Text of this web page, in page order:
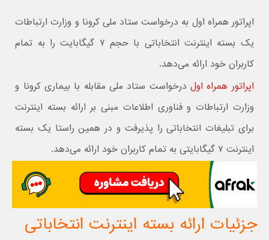
اپراتور همراه اول به درخواست ستاد ملی کرونا و وزارت ارتباطات
یک بسته اینترنت انتخاباتی با حجم ۷ گیگابایت را به تمام
کاربران خود ارائه می‌دهد.
اپراتور همراه اولدرخواست ستاد ملی مقابله با بیماری کرونا و
وزارت ارتباطات و فناوری اطلاعات مبنی بر ارائه بسته اینترنت
برای تبلیغات انتخاباتی را پذیرفت و در همین راستا یک بسته
اینترنت ۷ گیگابایتی به تمام کاربران خود ارائه می‌دهد.
جزئیات ارائه بسته اینترنت انتخاباتی